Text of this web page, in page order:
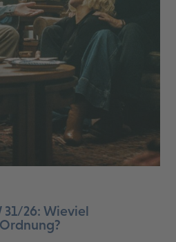
31/26: Wieviel